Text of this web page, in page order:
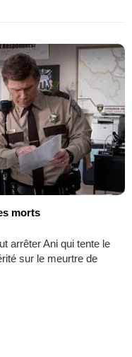
morts
arrêter Ani qui tente le
sur le meurtre de